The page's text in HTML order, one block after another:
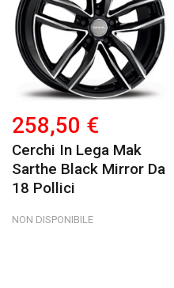
258,50 €
Cerchi In Lega Mak
Sarthe Black Mirror Da
18 Pollici
NON DISPONIBILE